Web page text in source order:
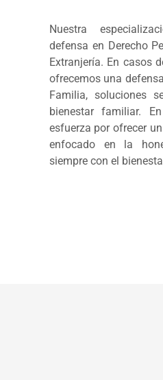
Nuestra
defensa en Derecho
Extranjería. En casos
ofrecemos una
Familia, soluciones
bienestar familiar.
esfuerza por ofrecer
enfocado en la
siempre con el